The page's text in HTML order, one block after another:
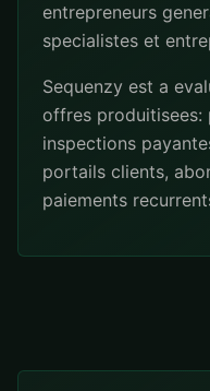
entrepreneurs
specialistes et
Sequenzy est a
offres produitisees:
inspections
portails clients,
paiements